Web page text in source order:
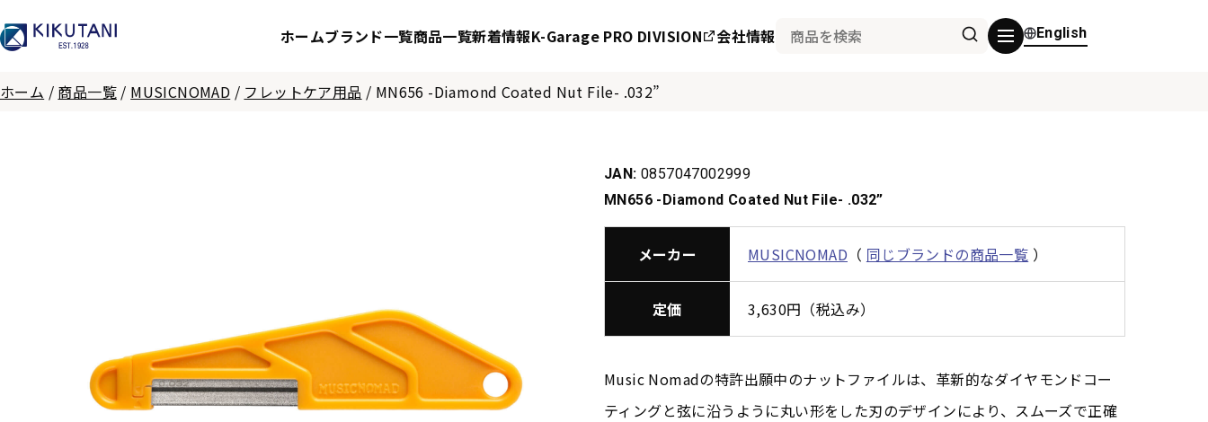
ホームブランド一覧商品一覧新着情報K-Garage PRO DIVISION 会社情報 English
ホーム / 商品一覧 / MUSICNOMAD / フレットケア用品 / MN656 -Diamond Coated Nut File- .032”
JAN: 0857047002999
MN656 -Diamond Coated Nut File- .032”
メーカー MUSICNOMAD （ 同じブランドの商品一覧 ）
定価 3,630円（税込み）
Music Nomadの特許出願中のナットファイルは、革新的なダイヤモンドコー
ティングと弦に沿うように丸い形をした刃のデザインにより、スムーズで正確